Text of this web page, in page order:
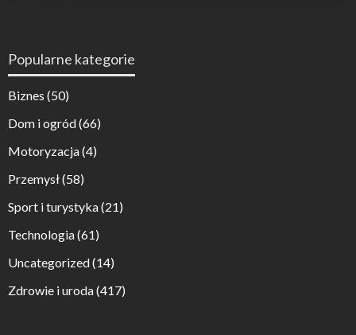
Popularne kategorie
Biznes (50)
Dom i ogród(66)
Motoryzacja(4)
Przemysł(58)
Sport i turystyka(21)
Technologia(61)
Uncategorized(14)
Zdrowie i uroda(417)